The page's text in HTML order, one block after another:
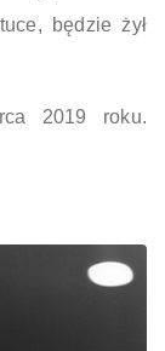
będzie żył
2019 roku.